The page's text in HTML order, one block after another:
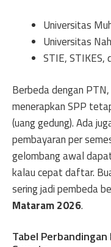
Universitas
Universitas
STIE,
Berbeda dengan
menerapkan SPP
(uang gedung). Ada
pembayaran per
gelombang awal
kalau cepat daftar.
sering jadi pembeda
Mataram 2026.
Tabel